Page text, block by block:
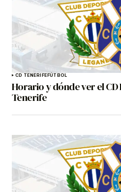
CD TENERIFEFÚTBOL
Horario y dónde ver el CD
Tenerife